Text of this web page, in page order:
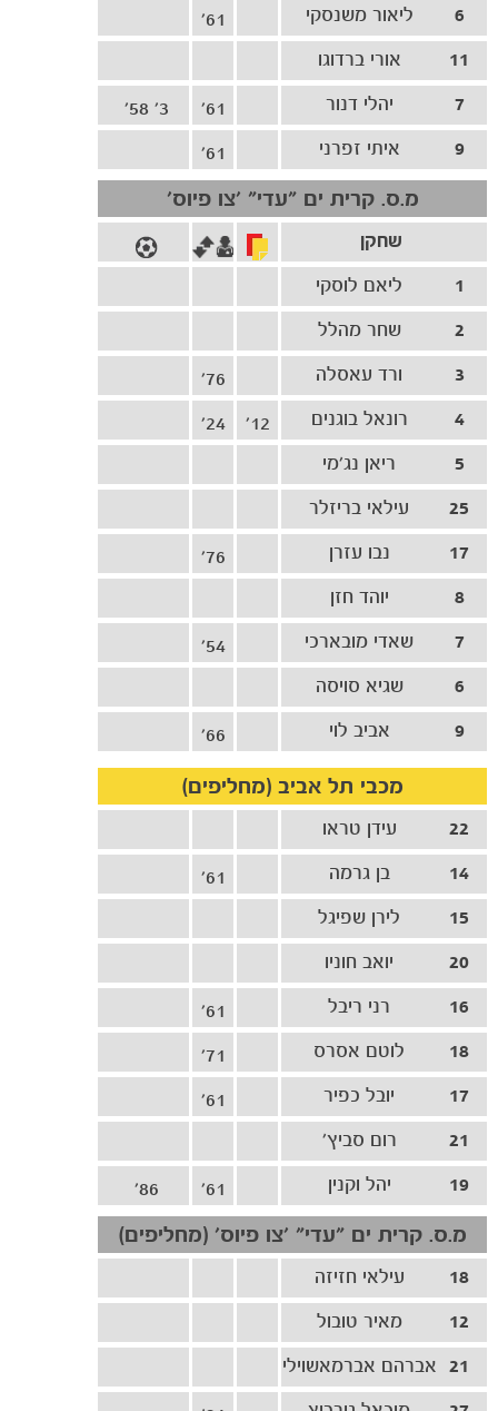
הקבוצות
משחקים
ותוצאות
6
ליאור משנסקי
61'
11
אורי ברדוגו
7
יהלי דנור 3' 58'
61'
9
איתי זפרני 61'
מ.ס. קרית ים ״עדי״ ׳צו פיוס׳
שחקן
1
ליאם לוסקי
2
שחר מהלל
3
ורד עאסלה
76'
4
רונאל בוגנים 24'
12'
5
ריאן נג׳מי
25
עילאי בריזלר
17
נבו עזרן
76'
8
יוהד חזן
7
שאדי מובארכי
54'
6
שגיא סויסה
9
אביב לוי 66'
מכבי תל אביב (מחליפים)
22
עידן טראו
14
בן גרמה
61'
15
לירן שפיגל
20
יואב חוניו
16
רני ריבל
61'
18
לוטם אסרס
71'
17
יובל כפיר
61'
21
רום סביץ׳
19
יהל וקנין 86' 61'
מ.ס. קרית ים ״עדי״ ׳צו פיוס׳ (מחליפים)
18
עילאי חזיזה
12
מאיר טובול
21 אברהם אברמאשוילי